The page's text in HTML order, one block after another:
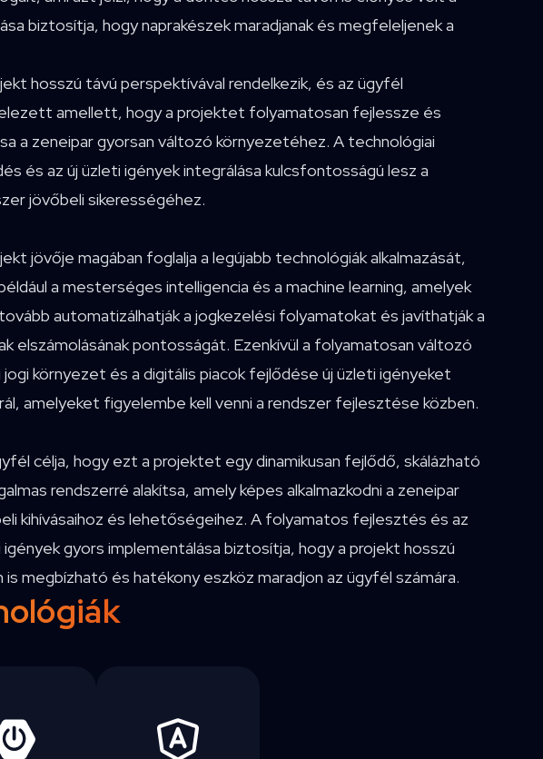
biztosítja, hogy naprakészek maradjanak és megfeleljenek a
hosszú távú perspektívával rendelkezik, és az ügyfél
amellett, hogy a projektet folyamatosan fejlessze és
a zeneipar gyorsan változó környezetéhez. A technológiai
és az új üzleti igények integrálása kulcsfontosságú lesz a
jövőbeli sikerességéhez.
jövője magában foglalja a legújabb technológiák alkalmazását,
a mesterséges intelligencia és a machine learning, amelyek
automatizálhatják a jogkezelési folyamatokat és javíthatják a
elszámolásának pontosságát. Ezenkívül a folyamatosan változó
jogi környezet és a digitális piacok fejlődése új üzleti igényeket
amelyeket figyelembe kell venni a rendszer fejlesztése közben.
célja, hogy ezt a projektet egy dinamikusan fejlődő, skálázható
rendszerré alakítsa, amely képes alkalmazkodni a zeneipar
kihívásaihoz és lehetőségeihez. A folyamatos fejlesztés és az
gyors implementálása biztosítja, hogy a projekt hosszú
is megbízható és hatékony eszköz maradjon az ügyfél számára.